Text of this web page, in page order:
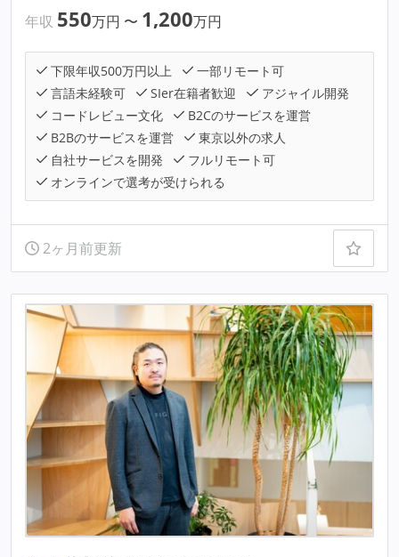
年収 550万円 〜 1,200万円
下限年収500万円以上
一部リモート可
言語未経験可
SIer在籍者歓迎
アジャイル開発
コードレビュー文化
B2Cのサービスを運営
B2Bのサービスを運営
東京以外の求人
自社サービスを開発
フルリモート可
オンラインで選考が受けられる
2ヶ月前更新